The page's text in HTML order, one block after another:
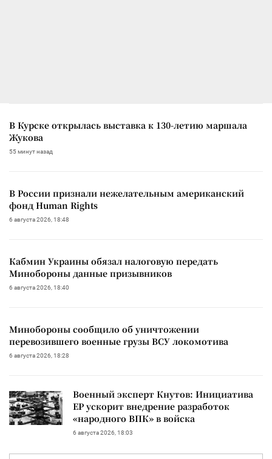
В Курске открылась выставка к 130-летию маршала
Жукова
55 минут назад
В России признали нежелательным американский
фонд Human Rights
6 августа 2026, 18:48
Кабмин Украины обязал налоговую передать
Минобороны данные призывников
6 августа 2026, 18:40
Минобороны сообщило об уничтожении
перевозившего военные грузы ВСУ локомотива
6 августа 2026, 18:28
Военный эксперт Кнутов: Инициатива
ЕР ускорит внедрение разработок
«народного ВПК» в войска
6 августа 2026, 18:03